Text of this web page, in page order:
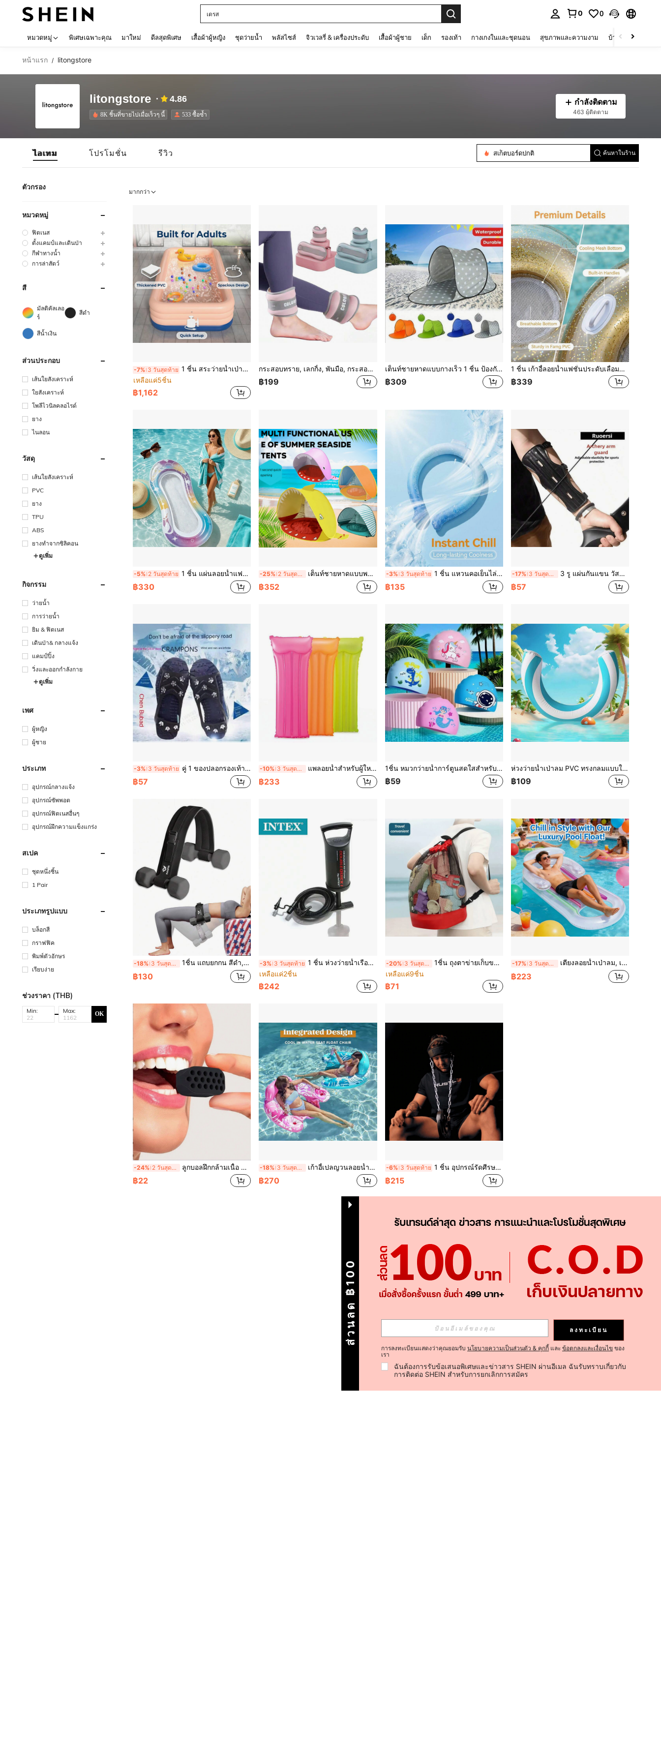
เด็กโต
0 0
หมวดหมู่ พิเศษเฉพาะคุณ มาใหม่ ดีลสุดพิเศษ เสื้อผ้าผู้หญิง ชุดว่ายน้ำ พลัสไซส์ จิวเวลรี่ & เครื่องประดับ เสื้อผ้าผู้ชาย เด็ก รองเท้า กางเกงในและชุดนอน สุขภาพและความงาม บ้านและที่อยู่อาศัย
หน้าแรก / litongstore
litongstore 4.86
8K ชิ้นที่ขายไปเมื่อเร็วๆ นี้ 533 ซื้อซ้ำ
กำลังติดตาม
463 ผู้ติดตาม
ไอเทม โปรโมชั่น รีวิว
แคปว่ายน้ำ
สเก็ตบอร์ดปกติ
ค้นหาในร้าน
ตัวกรอง
หมวดหมู่
ฟิตเนส
ตั้งแคมป์และเดินป่า
กีฬาทางน้ำ
การล่าสัตว์
สี
มัลติคัลเลอ
ร์
สีดำ
สีน้ำเงิน
ส่วนประกอบ
เส้นใยสังเคราะห์
ใยสังเคราะห์
โพลีไวนิลคลอไรด์
ยาง
ไนลอน
วัสดุ
เส้นใยสังเคราะห์
PVC
ยาง
TPU
ABS
ยางทำจากซิลิคอน
ดูเพิ่ม
กิจกรรม
ว่ายน้ำ
การว่ายน้ำ
ยิม & ฟิตเนส
เดินป่า& กลางแจ้ง
แคมป์ปิ้ง
วิ่งและออกกำลังกาย
ดูเพิ่ม
เพศ
ผู้หญิง
ผู้ชาย
ประเภท
อุปกรณ์กลางแจ้ง
อุปกรณ์ซัพพอต
อุปกรณ์ฟิตเนสอื่นๆ
อุปกรณ์ฝึกความแข็งแกร่ง
สเปค
ชุดหนึ่งชิ้น
1 Pair
ประเภทรูปแบบ
บล็อกสี
กราฟฟิค
พิมพ์ตัวอักษร
เรียบง่าย
ช่วงราคา (THB)
Min: Max: OK
มากกว่า
-7% 3 วันสุดท้าย 1 ชิ้น สระว่ายน้ำเป่าลม PVC หนา สระว่ายน้ำขนาดใหญ่สำหรับผู้ใหญ่ สระเล่นน้ำกลางแจ้งที่บ้าน สระปาร์ตี้น้ำในสวนหลังบ้าน
เหลือแค่5ชิ้น
฿1,162
กระสอบทราย, เลกกิ้ง, พันมือ, กระสอบทรายฝึกเต้นโยคะออกกำลังกายสำหรับวิ่งสำหรับผู้ชายและผู้หญิง
฿199
เต็นท์ชายหาดแบบกางเร็ว 1 ชิ้น ป้องกันรังสี UV น้ำหนักเบา กางเสร็จใน 30 วินาที สำหรับครอบพกไปชายหาด แคมป์ปิ้งเทศกาลดนตรี ใช้เป็นร่มเงาในสวนหลังบ้านและงานกีฬา
฿309
1 ชิ้น เก้าอี้ลอยน้ำแฟชั่นประดับเลื่อมตาข่ายโปร่งใส ขนาด 130x104 ซม. เตียงลอยน้ำเป่าลมพับได้สำหรับผู้ใหญ่พร้อมมือจับ
฿339
-5% 2 วันสุดท้าย 1 ชิ้น แผ่นลอยน้ำแฟชั่น, เปลตาข่ายพับได้, เตียงลอยน้ำสำหรับความบันเทิง, เก้าอี้ลอยน้ำสำหรับสระว่ายน้ำสำหรับคนเดียว
฿330
-25% 2 วันสุดท้าย เต็นท์ชายหาดแบบพกพาสุดหรู, เหมาะสำหรับเด็กอายุ 4-6 ปี, มาพร้อมหลังคากันแดดแบบเปิดเร็วและเต็นท์เล่นน้ำ, จัดเก็บสะดวก, อุปกรณ์ตั้งแคมป์
฿352
-3% 3 วันสุดท้าย 1 ชิ้น แหวนคอเย็นไล่ระดับ, ผ้าพันคอเย็นน้ำแข็งกันความร้อนใหม่สำหรับฤดูร้อน, แหวนน้ำแข็งพกพา, อุปกรณ์เสริมเย็นเหมาะสำหรับผู้ชายและผู้หญิง
฿135
-17% 3 วันสุดท้าย 3 รู แผ่นกันแขน วัสดุ PU สีดำ, อุปกรณ์ยิงธนูและธนูทดกำลังแบบดั้งเดิม, อุปกรณ์ป้องกันธนูและลูกธนู
฿57
-3% 3 วันสุดท้าย คู่ 1 ของปลอกรองเท้ากันลื่น 5 หนอน สำหรับเดินป่าในที่ลาดเอียง เหมาะสำหรับรองเท้าบู๊ทหิมะ, ที่จับน้ำแข็งน้ำหนักเบาสำหรับผู้ชายและผู้หญิง, ตะปูเหล็กที่ทนทานสำหรับผู้สูงอายุ, การเดินป่า และการเดินบนน้ำแข็งเพื่อรักษาการทรงตัว
฿57
-10% 3 วันสุดท้าย แพลอยน้ำสำหรับผู้ใหญ่ในฤดูร้อน ห่วงว่ายน้ำ กีฬาน้ำ ที่นอนเป่าลมลอยน้ำ กระดานลอยน้ำ เล่นชายหาด เก้าอี้ชายหาด
฿233
1ชิ้น หมวกว่ายน้ำการ์ตูนสดใสสำหรับเด็ก - ผ้ายืดหยุ่น, ป้องกันหูในสีผสมพร้อมยูนิคอร์น, ฉลาม และอื่นๆ - เหมาะสำหรับกิจกรรมในสระว่ายน้ำและเวลาอาบน้ำ
฿59
ห่วงว่ายน้ำเป่าลม PVC ทรงกลมแบบใหม่ สำหรับผิวหน้าสระว่ายน้ำ แบบโค้ง
฿109
-18% 3 วันสุดท้าย 1ชิ้น แถบยกกน สีดำ, แถบต้านทานความต้านทานสำหรับก้น กว้าง 10 ซม. สำหรับออกกำลังกายก้น สะโพก การกระโดด การยกน้ำหนัก การก้าวเดิน
฿130
-3% 3 วันสุดท้าย 1 ชิ้น ห่วงว่ายน้ำเรือยาง 12 นิ้ว ปั๊มลมแบบดึงมือสองทาง ปั๊มลมแบบดึง-ดันสองทาง เรือยาง 12 นิ้ว ปั๊มลมแบบดึงมือ
เหลือแค่2ชิ้น
฿242
-20% 3 วันสุดท้าย
1ชิ้น ถุงตาข่ายเก็บของเล่นสำหรับวัยรุ่น, ถุงตาข่ายขนาดใหญ่สำหรับใส่เครื่องมือเล่นทราย เช่น พลั่ว,
เหลือแค่9ชิ้น
฿71
-17% 3 วันสุดท้าย เตียงลอยน้ำเป่าลม, เก้าอี้พักผ่อนในสระน้ำพร้อมที่พิงศีรษะ, เตียงน้ำเป่าลมพร้อมที่พิงหลัง, แผ่นรองชายหาด (ไม่รวมปั๊มลม)
฿223
-24% 2 วันสุดท้าย ลูกบอลฝึกกล้ามเนื้อ Masseter ลูกบอลฝึกกล้ามเนื้อ Masseter เครื่องออกกำลังกายขากรรไกร ลูกบอลฝึกกล้ามเนื้อ Masseter เครื่องออกกำลังกายใบหน้า อุปกรณ์ออกกำลังกาย กีฬา ยิม ออกกำลังกายที่บ้าน อุปกรณ์กีฬา อุปกรณ์ออกกำลังกาย อุปกรณ์ CrossFit
฿22
-18% 3 วันสุดท้าย เก้าอี้เปลญวนลอยน้ำเป่าลมรูปตัวยู, เก้าอี้เลานจ์ลอยน้ำสำหรับผู้ใหญ่, ห่วงยางสระว่ายน้ำแบบพกพา, อุปกรณ์เสริมที่จำเป็นสำหรับชายหาด, ห่วงยางเป่าลมสำหรับสระว่ายน้ำ, ของใช้จำเป็นสำหรับชายหาด, ห่วงยางสระว่ายน้ำ
฿270
-6% 3 วันสุดท้าย 1 ชิ้น อุปกรณ์รัดศีรษะและคอ พร้อมโซ่ เสริมสร้างกล้ามเนื้อคอและคาง ด้วยสายรัดยกน้ำหนัก อุปกรณ์ฟิตเนส
฿215
รวม 1 หน้า
ส่วนลด ฿100 ลงทะเบียน
การลงทะเบียนแสดงว่าคุณยอมรับ นโยบายความเป็นส่วนตัว & คุกกี้ และ ข้อตกลงและเงื่อนไข ของ
เรา
ฉันต้องการรับข้อเสนอพิเศษและข่าวสาร SHEIN ผ่านอีเมล ฉันรับทราบเกี่ยวกับ
การติดต่อ SHEIN สำหรับการยกเลิกการสมัคร